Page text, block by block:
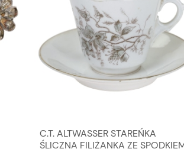
C.T. ALTWASSER STAREŃKA
ŚLICZNA FILIŻANKA ZE SPODKIEM